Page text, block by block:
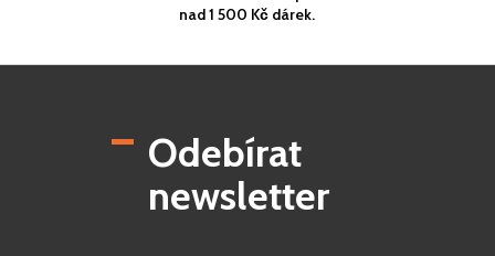
nad 1 500 Kč dárek.
Odebírat
newsletter